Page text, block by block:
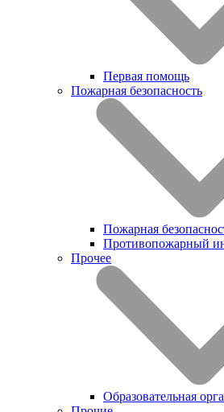
Первая помощь
Пожарная безопасность
Пожарная
Противопожарный
Прочее
Образовательная